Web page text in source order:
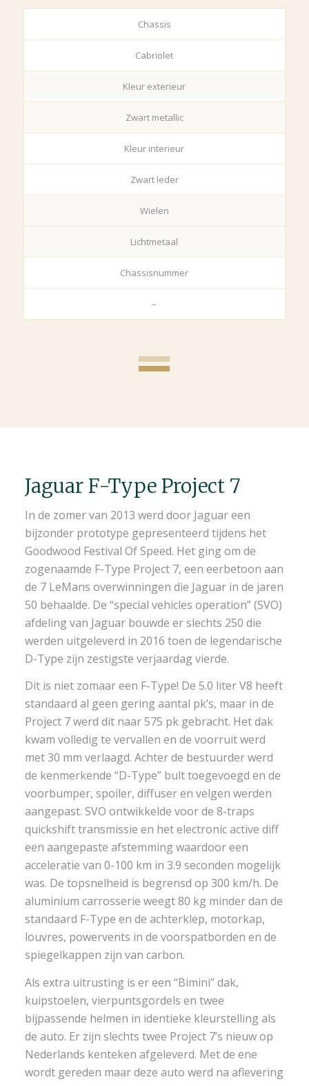
Chassis
Cabriolet
Kleur exterieur
Zwart metallic
Kleur interieur
Zwart leder
Wielen
Lichtmetaal
Chassisnummer
–
Jaguar F-Type Project 7
In de zomer van 2013 werd door Jaguar een
bijzonder prototype gepresenteerd tijdens het
Goodwood Festival Of Speed. Het ging om de
zogenaamde F-Type Project 7, een eerbetoon aan
de 7 LeMans overwinningen die Jaguar in de jaren
50 behaalde. De “special vehicles operation” (SVO)
afdeling van Jaguar bouwde er slechts 250 die
werden uitgeleverd in 2016 toen de legendarische
D-Type zijn zestigste verjaardag vierde.
Dit is niet zomaar een F-Type! De 5.0 liter V8 heeft
standaard al geen gering aantal pk’s, maar in de
Project 7 werd dit naar 575 pk gebracht. Het dak
kwam volledig te vervallen en de voorruit werd
met 30 mm verlaagd. Achter de bestuurder werd
de kenmerkende “D-Type” bult toegevoegd en de
voorbumper, spoiler, diffuser en velgen werden
aangepast. SVO ontwikkelde voor de 8-traps
quickshift transmissie en het electronic active diff
een aangepaste afstemming waardoor een
acceleratie van 0-100 km in 3.9 seconden mogelijk
was. De topsnelheid is begrensd op 300 km/h. De
aluminium carrosserie weegt 80 kg minder dan de
standaard F-Type en de achterklep, motorkap,
louvres, powervents in de voorspatborden en de
spiegelkappen zijn van carbon.
Als extra uitrusting is er een “Bimini” dak,
kuipstoelen, vierpuntsgordels en twee
bijpassende helmen in identieke kleurstelling als
de auto. Er zijn slechts twee Project 7’s nieuw op
Nederlands kenteken afgeleverd. Met de ene
wordt gereden maar deze auto werd na aflevering